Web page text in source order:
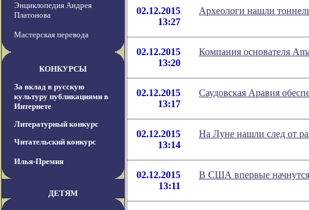
Энциклопедия Андрея
Платонова
Мастерская перевода
КОНКУРСЫ
За вклад в русскую
культуру публикациями в
Интернете
Литературный конкурс
Читательский конкурс
Илья-Премия
ДЕТЯМ
02.12.2015
13:27
Археологи нашли
02.12.2015
13:20
Компания основателя
02.12.2015
13:17
Саудовская Аравия
02.12.2015
13:14
На Луне нашли след от
02.12.2015
13:11
В США впервые начнутся